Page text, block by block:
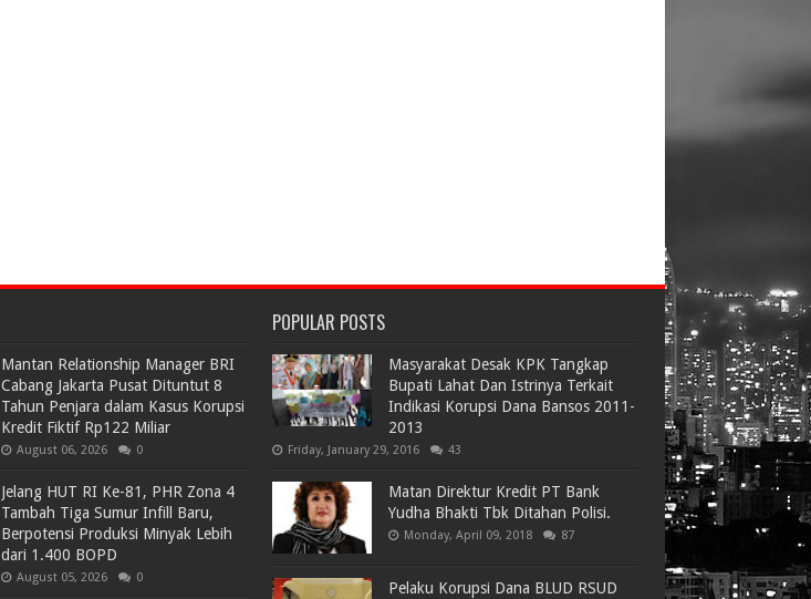
Mantan Relationship Manager BRI
Cabang Jakarta Pusat Dituntut 8
Tahun Penjara dalam Kasus Korupsi
Kredit Fiktif Rp122 Miliar
August 06, 2026 0
Jelang HUT RI Ke-81, PHR Zona 4
Tambah Tiga Sumur Infill Baru,
Berpotensi Produksi Minyak Lebih
dari 1.400 BOPD
August 05, 2026 0
POPULAR POSTS
Masyarakat Desak KPK Tangkap
Bupati Lahat Dan Istrinya Terkait
Indikasi Korupsi Dana Bansos 2011-
2013
Friday, January 29, 2016 43
Matan Direktur Kredit PT Bank
Yudha Bhakti Tbk Ditahan Polisi.
Monday, April 09, 2018 87
Pelaku Korupsi Dana BLUD RSUD